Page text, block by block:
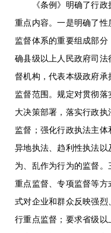
《条例》明确了行政
重点内容。一是明确了
监督体系的重要组成部
确县级以上人民政府司
督机构，代表本级政府承
监督范围。规定对贯彻
大决策部署，落实行政
监督；强化行政执法主
异地执法、趋利性执法
为、乱作为行为的监督。
重点监督、专项监督等
式对企业和群众反映强
行重点监督；要求省级